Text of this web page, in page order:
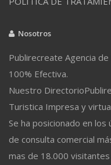
Nosotros
Publirecreate Agencia
100% Efectiva.
Nuestro
Turistica Impresa y
Se ha posicionado en
de consulta comercial
mas de 18.000